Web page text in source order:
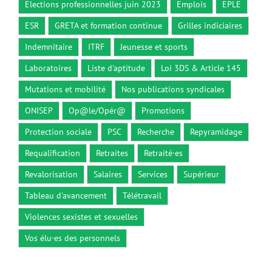
Elections professionnelles juin 2023
Emplois
EPLE
ESR
GRETA et formation continue
Grilles indiciaires
Indemnitaire
ITRF
Jeunesse et sports
Laboratoires
Liste d'aptitude
Loi 3DS & Article 145
Mutations et mobilité
Nos publications syndicales
ONISEP
Op@le/Opér@
Promotions
Protection sociale
PSC Recherche
Repyramidage
Requalification
Retraites
Retraité·es
Revalorisation
Salaires Services
Supérieur
Tableau d'avancement
Télétravail
Violences sexistes et sexuelles
Vos élu·es des personnels